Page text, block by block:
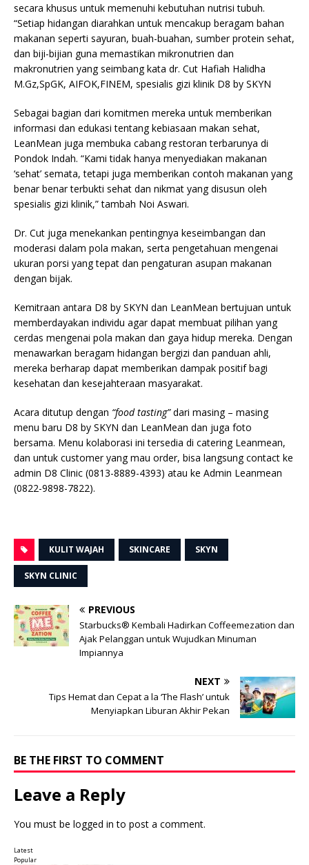
secara khusus untuk memenuhi kebutuhan nutrisi tubuh.
“Setiap hidangan diarahkan untuk mencakup beragam bahan
makanan seperti sayuran, buah-buahan, sumber protein sehat,
dan biji-bijian guna memastikan mikronutrien dan
makronutrien yang seimbang kata dr. Cut Hafiah Halidha
M.Gz,SpGK, AIFOK,FINEM, spesialis gizi klinik D8 by SKYN
Sebagai bagian dari komitmen mereka untuk memberikan
informasi dan edukasi tentang kebiasaan makan sehat,
LeanMean juga membuka cabang restoran terbarunya di
Pondok Indah. “Kami tidak hanya menyediakan makanan
‘sehat’ semata, tetapi juga memberikan contoh makanan yang
benar benar terbukti sehat dan nikmat yang disusun oleh
spesialis gizi klinik,” tambah Noi Aswari.
Dr. Cut juga menekankan pentingnya keseimbangan dan
moderasi dalam pola makan, serta pengetahuan mengenai
ukuran porsi yang tepat dan pengaturan asupan makanan
dengan bijak.
Kemitraan antara D8 by SKYN dan LeanMean bertujuan untuk
memberdayakan individu agar dapat membuat pilihan yang
cerdas mengenai pola makan dan gaya hidup mereka. Dengan
menawarkan beragam hidangan bergizi dan panduan ahli,
mereka berharap dapat memberikan dampak positif bagi
kesehatan dan kesejahteraan masyarakat.
Acara ditutup dengan “food tasting”dari masing – masing
menu baru D8 by SKYN dan LeanMean dan juga foto
bersama. Menu kolaborasi ini tersedia di catering Leanmean,
dan untuk customer yang mau order, bisa langsung contact ke
admin D8 Clinic (0813-8889-4393) atau ke Admin Leanmean
(0822-9898-7822).
KULIT WAJAH SKINCARE SKYN
SKYN CLINIC
PREVIOUS
Starbucks® Kembali Hadirkan Coffeemezation dan
Ajak Pelanggan untuk Wujudkan Minuman
Impiannya
NEXT
Tips Hemat dan Cepat a la ‘The Flash’ untuk
Menyiapkan Liburan Akhir Pekan
BE THE FIRST TO COMMENT
Leave a Reply
You must be logged in to post a comment.
Latest
Popular